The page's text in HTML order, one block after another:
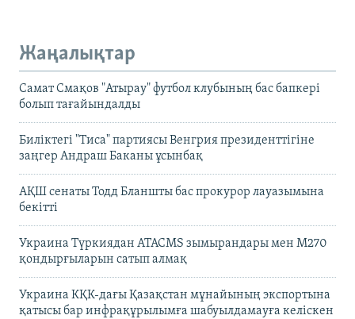
Жаңалықтар
Самат Смақов "Атырау" футбол клубының бас бапкері
болып тағайындалды
Биліктегі "Тиса" партиясы Венгрия президенттігіне
заңгер Андраш Баканы ұсынбақ
АҚШ сенаты Тодд Бланшты бас прокурор лауазымына
бекітті
Украина Түркиядан ATACMS зымырандары мен M270
қондырғыларын сатып алмақ
Украина КҚК-дағы Қазақстан мұнайының экспортына
қатысы бар инфрақұрылымға шабуылдамауға келіскен